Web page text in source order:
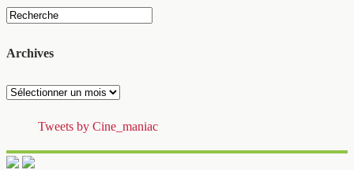
Archives
Archives
Tweets by Cine_maniac